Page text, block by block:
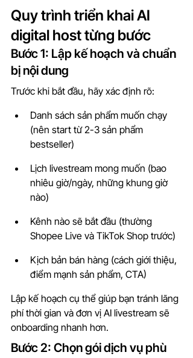
Quy trình triển khai AI
digital host từng bước
Bước 1: Lập kế hoạch và chuẩn
bị nội dung
Trước khi bắt đầu, hãy xác định rõ:
Danh sách sản phẩm muốn chạy
(nên start từ 2-3 sản phẩm
bestseller)
Lịch livestream mong muốn (bao
nhiêu giờ/ngày, những khung giờ
nào)
Kênh nào sẽ bắt đầu (thường
Shopee Live và TikTok Shop trước)
Kịch bản bán hàng (cách giới thiệu,
điểm mạnh sản phẩm, CTA)
Lập kế hoạch cụ thể giúp bạn tránh lãng
phí thời gian và đơn vị AI livestream sẽ
onboarding nhanh hơn.
Bước 2: Chọn gói dịch vụ phù